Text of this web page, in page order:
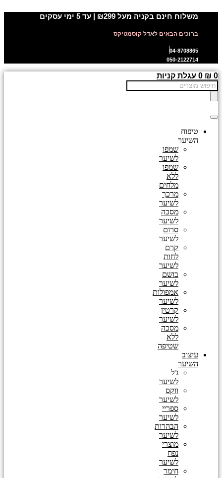
משלוח חינם בקניה מעל ₪299 | עד 5 ימי עסקים
ברוכים הבאים לאדל קוסמטיקס
04-8708865
050-2122714
₪ 0
0 עגלת קניות
Products
search
טיפוח
השיער
שמפו
לשיער
שמפו
ללא
מלחים
מרכך
לשיער
מסכה
לשיער
סרום
לשיער
קרם
לחות
לשיער
בושם
לשיער
אמפולות
לשיער
קרטין
לשיער
מסכה
ללא
שטיפה
עיצוב
השיער
ג'ל
לשיער
ווקס
לשיער
ספריי
לשיער
הבהרות
לשיער
מוצרי
נפח
לשיער
חימר